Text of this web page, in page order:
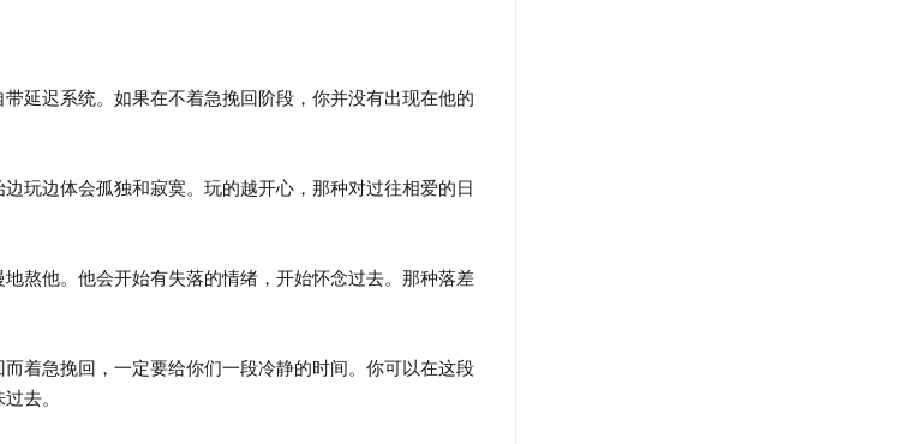
迟系统。如果在不着急挽回阶段，你并没有出现在他的
边体会孤独和寂寞。玩的越开心，那种对过往相爱的日
他。他会开始有失落的情绪，开始怀念过去。那种落差
急挽回，一定要给你们一段冷静的时间。你可以在这段
去。